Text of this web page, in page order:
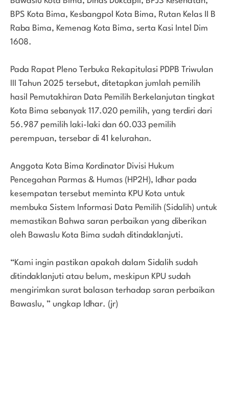
BPS Kota Bima, Kesbangpol Kota Bima, Rutan Kelas II B
Raba Bima, Kemenag Kota Bima, serta Kasi Intel Dim
1608.
Pada Rapat Pleno Terbuka Rekapitulasi PDPB Triwulan
III Tahun 2025 tersebut, ditetapkan jumlah pemilih
hasil Pemutakhiran Data Pemilih Berkelanjutan tingkat
Kota Bima sebanyak 117.020 pemilih, yang terdiri dari
56.987 pemilih laki-laki dan 60.033 pemilih
perempuan, tersebar di 41 kelurahan.
Anggota Kota Bima Kordinator Divisi Hukum
Pencegahan Parmas & Humas (HP2H), Idhar pada
kesempatan tersebut meminta KPU Kota untuk
membuka Sistem Informasi Data Pemilih (Sidalih) untuk
memastikan Bahwa saran perbaikan yang diberikan
oleh Bawaslu Kota Bima sudah ditindaklanjuti.
“Kami ingin pastikan apakah dalam Sidalih sudah
ditindaklanjuti atau belum, meskipun KPU sudah
mengirimkan surat balasan terhadap saran perbaikan
Bawaslu, ” ungkap Idhar. (jr)